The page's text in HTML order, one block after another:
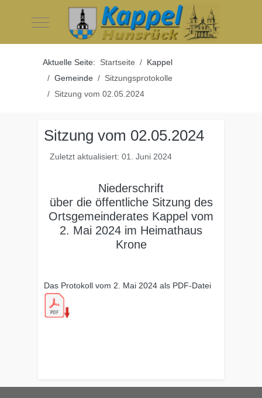
Mobile Menu Toggle
Aktuelle Seite: Startseite
Kappel
Gemeinde
Sitzungsprotokolle
Sitzung vom 02.05.2024
Sitzung vom 02.05.2024
Zuletzt aktualisiert: 01. Juni 2024
Niederschrift
über die öffentliche Sitzung des
Ortsgemeinderates Kappel vom
2. Mai 2024 im Heimathaus
Krone
Das Protokoll vom 2. Mai 2024 als PDF-Datei